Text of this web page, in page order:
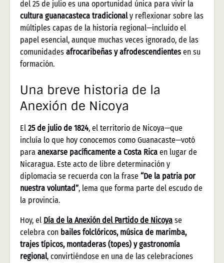
del 25 de julio es una oportunidad única para vivir la
cultura guanacasteca tradicionaly reflexionar sobre las
múltiples capas de la historia regional—incluido el
papel esencial, aunque muchas veces ignorado, de las
comunidades afrocaribeñas y afrodescendientes en su
formación.
Una breve historia de la
Anexión de Nicoya
El 25 de julio de 1824, el territorio de Nicoya—que
incluía lo que hoy conocemos como Guanacaste—votó
para anexarse pacíficamente a Costa Rica en lugar de
Nicaragua. Este acto de libre determinación y
diplomacia se recuerda con la frase “De la patria por
nuestra voluntad”, lema que forma parte del escudo de
la provincia.
Hoy, el Día de la Anexión del Partido de Nicoya se
celebra con bailes folclóricos, música de marimba,
trajes típicos, montaderas (topes) y gastronomía
regional, convirtiéndose en una de las celebraciones